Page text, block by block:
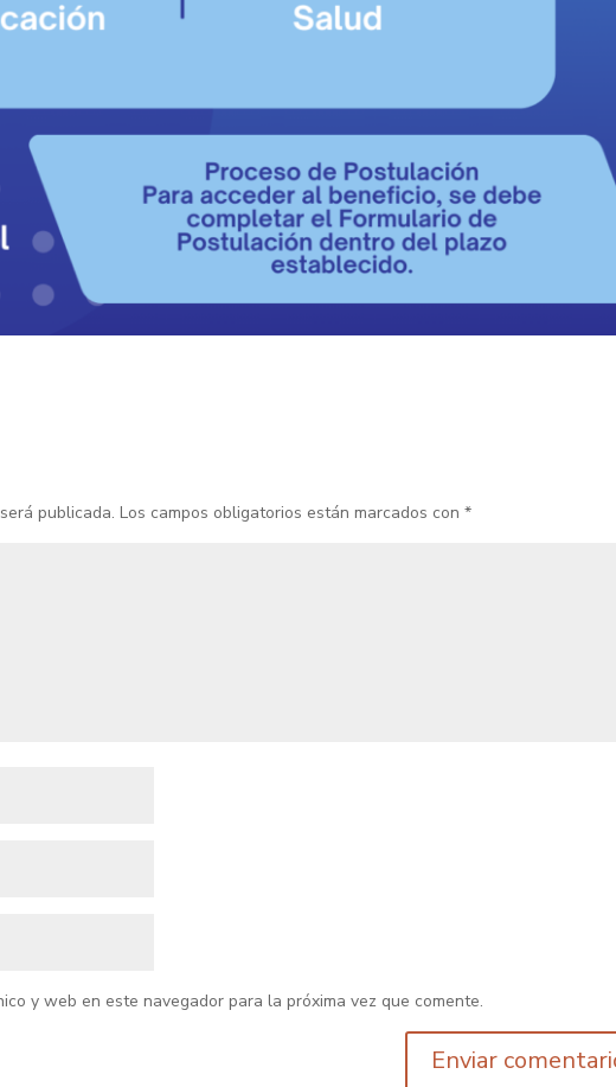
publicada. Los campos obligatorios están marcados con*
y web en este navegador para la próxima vez que comente.